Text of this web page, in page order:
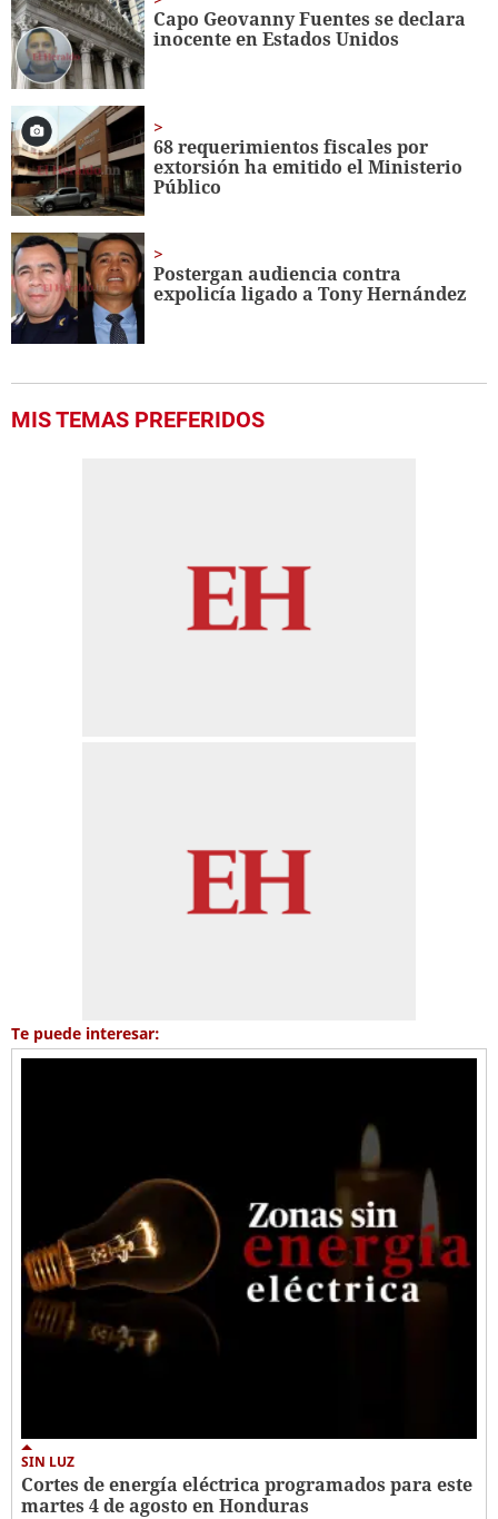
35
seconds
Capo Geovanny Fuentes se declara
inocente en Estados Unidos
68 requerimientos fiscales por
extorsión ha emitido el Ministerio
Público
Postergan audiencia contra
expolicía ligado a Tony Hernández
MIS TEMAS PREFERIDOS
Te puede interesar:
SIN LUZ
Cortes de energía eléctrica programados para este
martes 4 de agosto en Honduras